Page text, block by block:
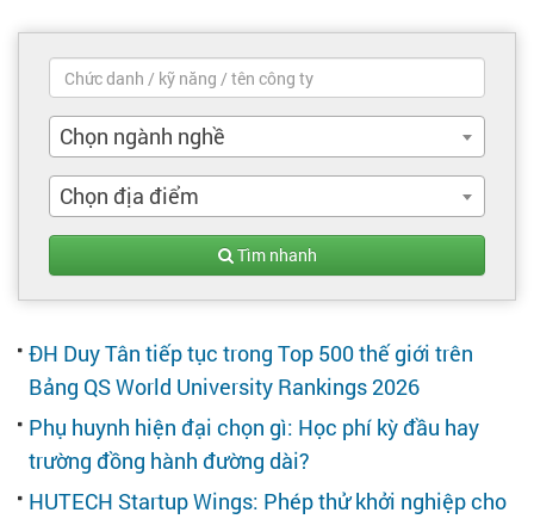
Trang chủ
Việc làm mới nhất
Tìm việc làm
Nhà tuyển dụng
Chọn ngành nghề
Chọn địa điểm
Tìm nhanh
ĐH Duy Tân tiếp tục trong Top 500 thế giới trên
Bảng QS World University Rankings 2026
Phụ huynh hiện đại chọn gì: Học phí kỳ đầu hay
trường đồng hành đường dài?
HUTECH Startup Wings: Phép thử khởi nghiệp cho